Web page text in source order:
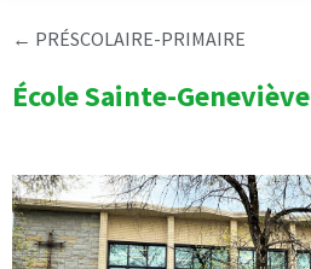
← PRÉSCOLAIRE-PRIMAIRE
École Sainte-Geneviève